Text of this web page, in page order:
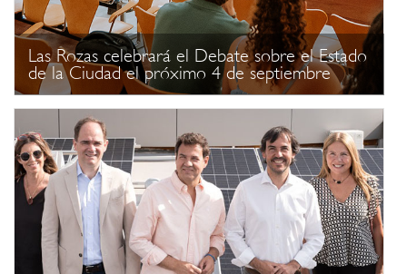
Las Rozas celebrará el Debate sobre el Estado
de la Ciudad el próximo 4 de septiembre